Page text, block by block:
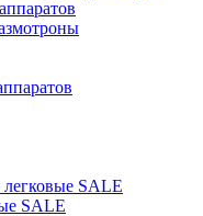
SALE
SALE